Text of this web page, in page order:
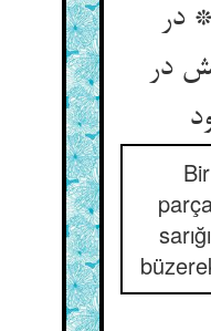
در
در